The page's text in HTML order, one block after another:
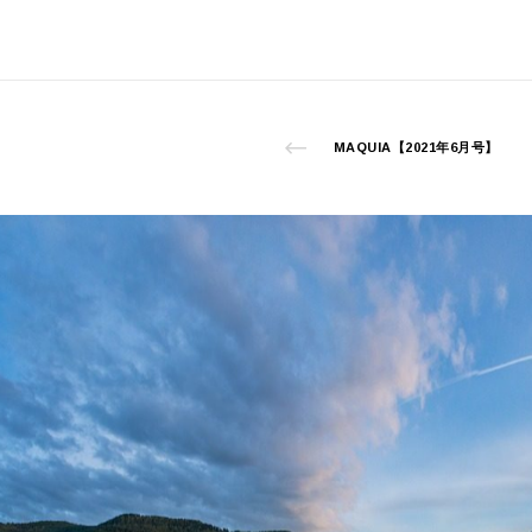
MAQUIA【2021年6月号】